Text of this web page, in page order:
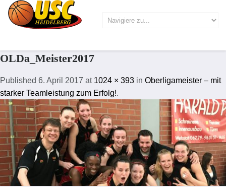
OLDa_Meister2017
Published 6. April 2017 at 1024 × 393 in Oberligameister – mit
starker Teamleistung zum Erfolg!.